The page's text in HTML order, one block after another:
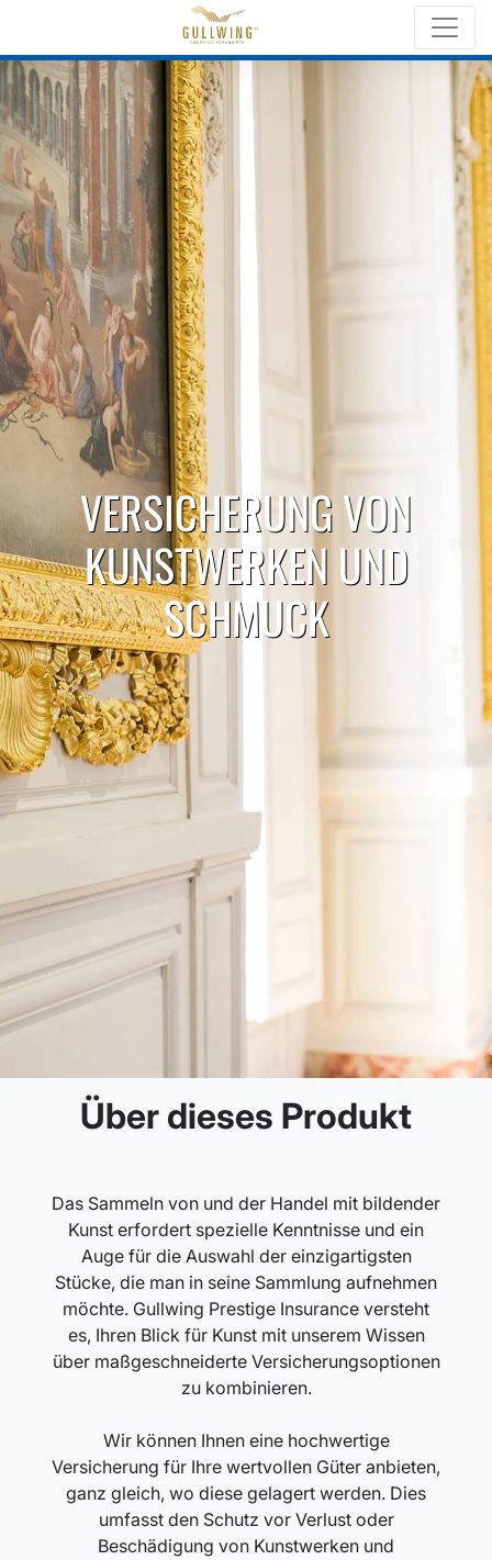
VERSICHERUNG VON
KUNSTWERKEN UND
SCHMUCK
Über dieses Produkt
Das Sammeln von und der Handel mit bildender
Kunst erfordert spezielle Kenntnisse und ein
Auge für die Auswahl der einzigartigsten
Stücke, die man in seine Sammlung aufnehmen
möchte. Gullwing Prestige Insurance versteht
es, Ihren Blick für Kunst mit unserem Wissen
über maßgeschneiderte Versicherungsoptionen
zu kombinieren.
Wir können Ihnen eine hochwertige
Versicherung für Ihre wertvollen Güter anbieten,
ganz gleich, wo diese gelagert werden. Dies
umfasst den Schutz vor Verlust oder
Beschädigung von Kunstwerken und